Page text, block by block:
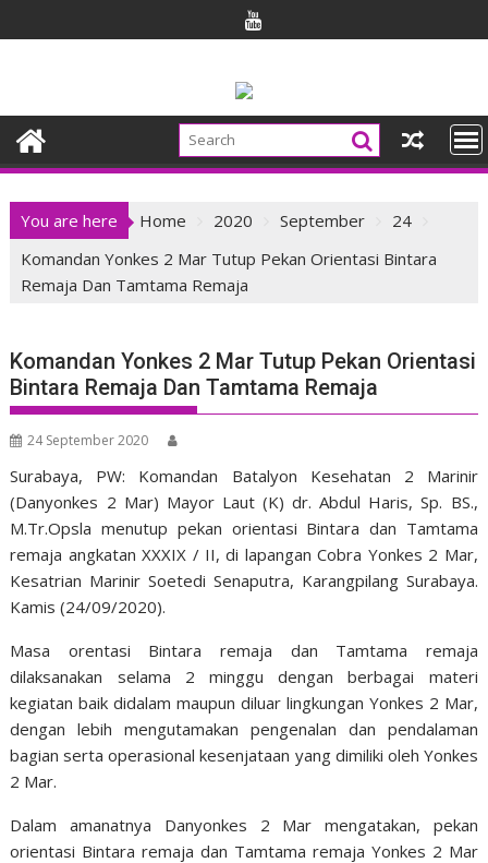
to
You are here Home 2020 September
24
Komandan Yonkes 2 Mar Tutup Pekan Orientasi Bintara
Remaja Dan Tamtama Remaja
Komandan Yonkes 2 Mar Tutup Pekan Orientasi
Bintara Remaja Dan Tamtama Remaja
24 September 2020
Surabaya, PW: Komandan Batalyon Kesehatan 2 Marinir
(Danyonkes 2 Mar) Mayor Laut (K) dr. Abdul Haris, Sp. BS.,
M.Tr.Opsla menutup pekan orientasi Bintara dan Tamtama
remaja angkatan XXXIX / II, di lapangan Cobra Yonkes 2 Mar,
Kesatrian Marinir Soetedi Senaputra, Karangpilang Surabaya.
Kamis (24/09/2020).
Masa orentasi Bintara remaja dan Tamtama remaja
dilaksanakan selama 2 minggu dengan berbagai materi
kegiatan baik didalam maupun diluar lingkungan Yonkes 2 Mar,
dengan lebih mengutamakan pengenalan dan pendalaman
bagian serta operasional kesenjataan yang dimiliki oleh Yonkes
2 Mar.
Dalam amanatnya Danyonkes 2 Mar mengatakan, pekan
orientasi Bintara remaja dan Tamtama remaja Yonkes 2 Mar